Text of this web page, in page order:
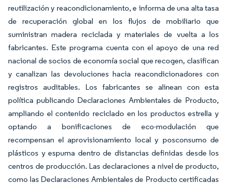
reutilización y reacondicionamiento, e informa de una alta tasa
de recuperación global en los flujos de mobiliario que
suministran madera reciclada y materiales de vuelta a los
fabricantes. Este programa cuenta con el apoyo de una red
nacional de socios de economía social que recogen, clasifican
y canalizan las devoluciones hacia reacondicionadores con
registros auditables. Los fabricantes se alinean con esta
política publicando Declaraciones Ambientales de Producto,
ampliando el contenido reciclado en los productos estrella y
optando a bonificaciones de eco-modulación que
recompensan el aprovisionamiento local y posconsumo de
plásticos y espuma dentro de distancias definidas desde los
centros de producción. Las declaraciones a nivel de producto,
como las Declaraciones Ambientales de Producto certificadas